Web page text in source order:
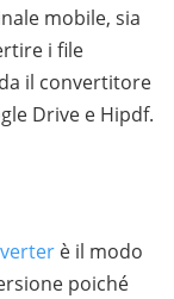
mobile, sia
i file
il convertitore
Drive e Hipdf.
è il modo
poiché